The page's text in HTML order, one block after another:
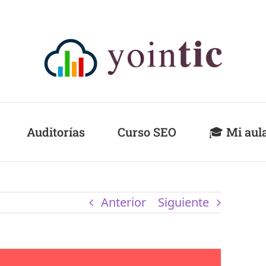
Auditorías Curso SEO 🎓 Mi
Anterior Siguiente